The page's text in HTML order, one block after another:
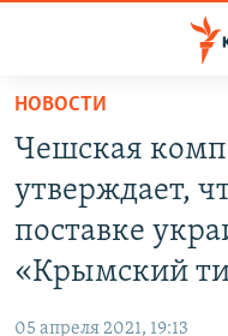
Вернуться
основному
содержанию
Вернутся
главной
КАРТА ВОЕННЫХ
ИСТОРИЯ
НОВОСТИ
Чешская
утверждает,
поставке
«Крымский
05 апреля 2021, 19:13